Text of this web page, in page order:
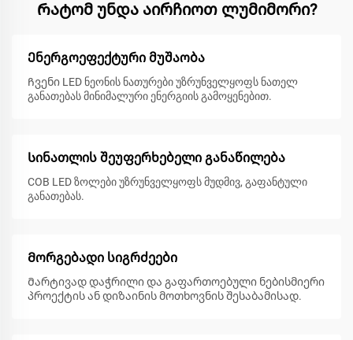
Რატომ უნდა აირჩიოთ ლუმიმორი?
Ენერგოეფექტური მუშაობა
Ჩვენი LED ნეონის ნათურები უზრუნველყოფს ნათელ
განათებას მინიმალური ენერგიის გამოყენებით.
Სინათლის შეუფერხებელი განაწილება
COB LED ზოლები უზრუნველყოფს მუდმივ, გაფანტული
განათებას.
Მორგებადი სიგრძეები
Მარტივად დაჭრილი და გაფართოებული ნებისმიერი
პროექტის ან დიზაინის მოთხოვნის შესაბამისად.